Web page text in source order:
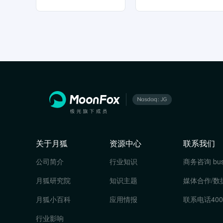
关于月狐
公司简介
月狐研究院
月狐小百科
行业影响
资源中心
行业知识
知识主题
应用情报
联系我们
商务咨询
媒体合作/数
联系电话